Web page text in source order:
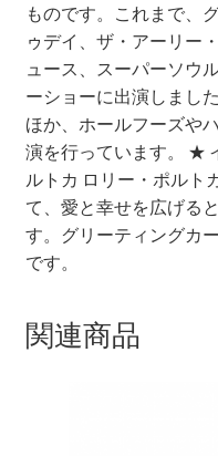
ものです。これまで、
ゥデイ、ザ・アーリー
ュース、スーパーソウ
ーショーに出演しまし
ほか、ホールフーズや
演を行っています。 ★
ルトカ ロリー・ポルト
て、愛と幸せを広げる
す。グリーティングカ
です。
関連商品